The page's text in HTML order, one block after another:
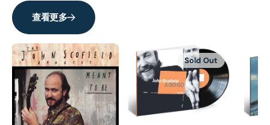
查看更多
Sold Out